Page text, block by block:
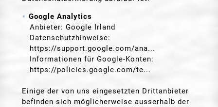
Google Analytics
Anbieter: Google Irland
Datenschutzhinweise:
https://support.google.com/ana...
Informationen für Google-Konten:
https://policies.google.com/te...
Einige der von uns eingesetzten Drittanbieter
befinden sich möglicherweise ausserhalb der